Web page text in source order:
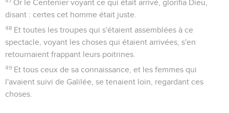
Or le Centenier voyant ce qui était arrivé, glorifia Dieu,
disant : certes cet homme était juste.
48 Et toutes les troupes qui s'étaient assemblées à ce
spectacle, voyant les choses qui étaient arrivées, s'en
retournaient frappant leurs poitrines.
49 Et tous ceux de sa connaissance, et les femmes qui
l'avaient suivi de Galilée, se tenaient loin, regardant ces
choses.